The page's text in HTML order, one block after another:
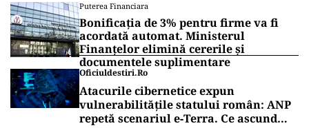
Puterea Financiara
Bonificația de 3% pentru firme va fi
acordată automat. Ministerul
Finanțelor elimină cererile și
documentele suplimentare
Oficiuldestiri.ro
Atacurile cibernetice expun
vulnerabilitățile statului român: ANP
repetă scenariul e‑Terra. Ce ascund